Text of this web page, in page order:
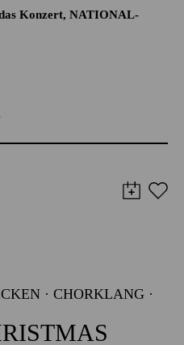
Konzert, NATIONAL-
· CHORKLANG ·